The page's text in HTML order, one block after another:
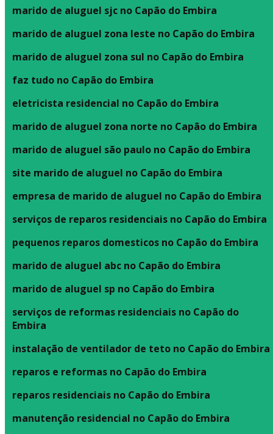
marido de aluguel sjc no Capão do Embira
marido de aluguel zona leste no Capão do Embira
marido de aluguel zona sul no Capão do Embira
faz tudo no Capão do Embira
eletricista residencial no Capão do Embira
marido de aluguel zona norte no Capão do Embira
marido de aluguel são paulo no Capão do Embira
site marido de aluguel no Capão do Embira
empresa de marido de aluguel no Capão do Embira
serviços de reparos residenciais no Capão do Embira
pequenos reparos domesticos no Capão do Embira
marido de aluguel abc no Capão do Embira
marido de aluguel sp no Capão do Embira
serviços de reformas residenciais no Capão do
Embira
instalação de ventilador de teto no Capão do Embira
reparos e reformas no Capão do Embira
reparos residenciais no Capão do Embira
manutenção residencial no Capão do Embira